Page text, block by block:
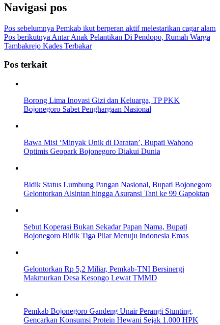
Navigasi pos
Pos sebelumnya Pemkab ikut berperan aktif melestarikan cagar alam
Pos berikutnya Antar Anak Pelantikan Di Pendopo, Rumah Warga
Tambakrejo Kades Terbakar
Pos terkait
Borong Lima Inovasi Gizi dan Keluarga, TP PKK
Bojonegoro Sabet Penghargaan Nasional
Bawa Misi ‘Minyak Unik di Daratan’, Bupati Wahono
Optimis Geopark Bojonegoro Diakui Dunia
Bidik Status Lumbung Pangan Nasional, Bupati Bojonegoro
Gelontorkan Alsintan hingga Asuransi Tani ke 99 Gapoktan
Sebut Koperasi Bukan Sekadar Papan Nama, Bupati
Bojonegoro Bidik Tiga Pilar Menuju Indonesia Emas
Gelontorkan Rp 5,2 Miliar, Pemkab-TNI Bersinergi
Makmurkan Desa Kesongo Lewat TMMD
Pemkab Bojonegoro Gandeng Unair Perangi Stunting,
Gencarkan Konsumsi Protein Hewani Sejak 1.000 HPK